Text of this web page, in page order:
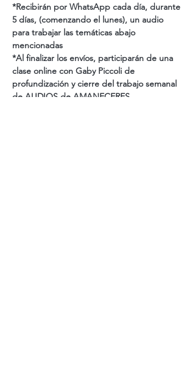
*Recibirán por WhatsApp cada día, durante
5 días, (comenzando el lunes), un audio
para trabajar las temáticas abajo
mencionadas
*Al finalizar los envíos, participarán de una
clase online con Gaby Piccoli de
profundización y cierre del trabajo semanal
de AUDIOS de AMANECERES.